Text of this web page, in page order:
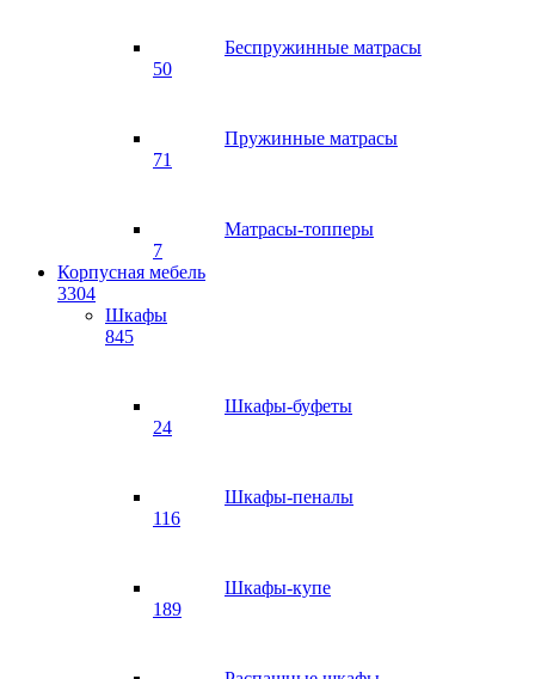
Беспружинные матрасы
50
Пружинные матрасы
71
Матрасы-топперы
7
Корпусная мебель
3304
Шкафы
845
Шкафы-буфеты
24
Шкафы-пеналы
116
Шкафы-купе
189